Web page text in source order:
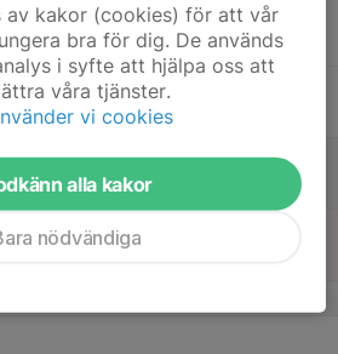
av kakor (cookies) för att vår
bra för dig. De används
i syfte att hjälpa oss att
våra tjänster.
vi cookies
alla kakor
nödvändiga